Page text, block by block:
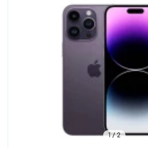
1/ 2